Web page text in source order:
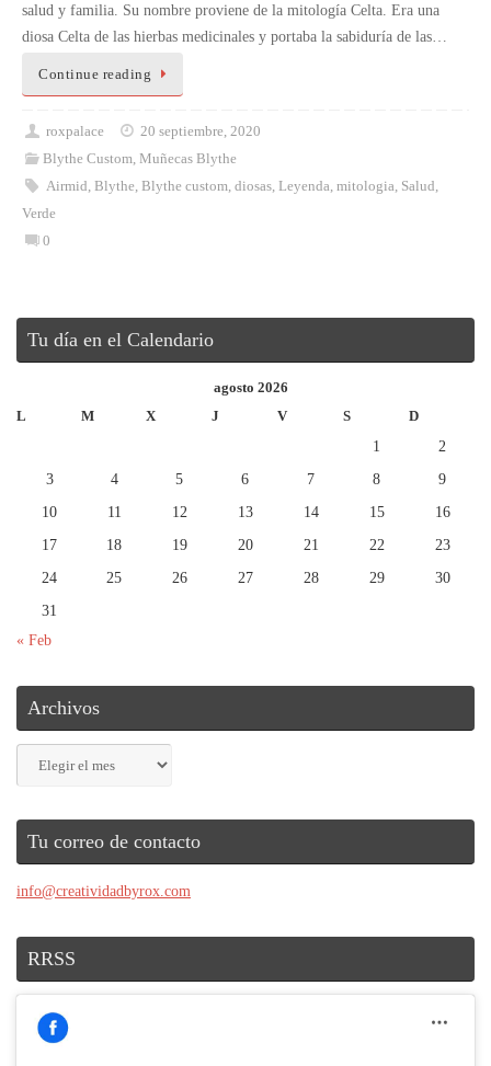
salud y familia. Su nombre proviene de la mitología Celta. Era una
diosa Celta de las hierbas medicinales y portaba la sabiduría de las…
Continue reading
roxpalace
20 septiembre, 2020
Blythe Custom Muñecas Blythe
Airmid Blythe Blythe custom diosas, Leyenda mitologia Salud
Verde
0
Tu día en el Calendario
agosto 2026
L
M X J V S D
1
2
3
4 5 6 7 8
9
10
11 12 13 14 15
16
17
18 19 20 21 22
23
24
25 26 27 28 29
30
31
« Feb
Archivos
Tu correo de contacto
info@creatividadbyrox.com
RRSS